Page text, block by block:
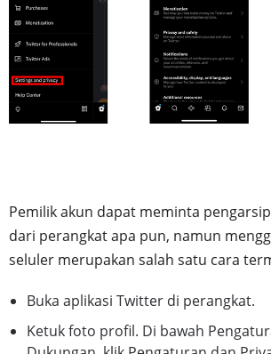
Pemilik akun dapat meminta
dari perangkat apa pun, namun
seluler merupakan salah satu cara
Buka aplikasi Twitter di perangkat.
Ketuk foto profil. Di bawah